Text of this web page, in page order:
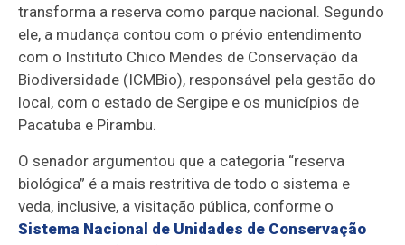
transforma a reserva como parque nacional. Segundo
ele, a mudança contou com o prévio entendimento
com o Instituto Chico Mendes de Conservação da
Biodiversidade (ICMBio), responsável pela gestão do
local, com o estado de Sergipe e os municípios de
Pacatuba e Pirambu.
O senador argumentou que a categoria “reserva
biológica” é a mais restritiva de todo o sistema e
veda, inclusive, a visitação pública, conforme o
Sistema Nacional de Unidades de Conservação